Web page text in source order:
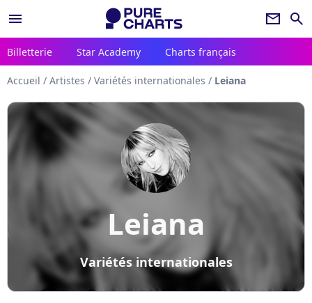
menu newsletter search
Billetterie Star Academy Charts français
Accueil / Artistes / Variétés internationales / Leiana
Leiana
Variétés internationales